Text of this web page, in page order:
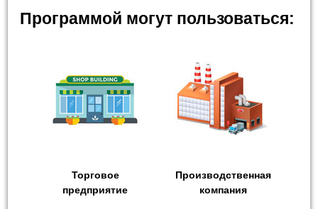
Программой могут пользоваться:
Торговое
предприятие
Производственная
компания